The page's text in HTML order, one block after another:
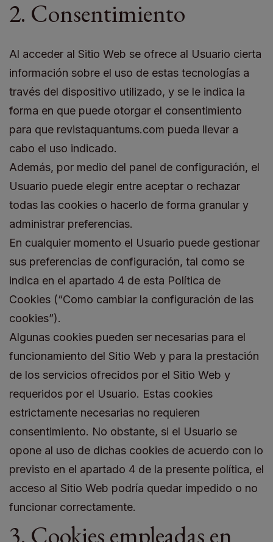
2. Consentimiento
Al acceder al Sitio Web se ofrece al Usuario cierta
información sobre el uso de estas tecnologías a
través del dispositivo utilizado, y se le indica la
forma en que puede otorgar el consentimiento
para que revistaquantums.com pueda llevar a
cabo el uso indicado.
Además, por medio del panel de configuración, el
Usuario puede elegir entre aceptar o rechazar
todas las cookies o hacerlo de forma granular y
administrar preferencias.
En cualquier momento el Usuario puede gestionar
sus preferencias de configuración, tal como se
indica en el apartado 4 de esta Política de
Cookies (“Como cambiar la configuración de las
cookies”).
Algunas cookies pueden ser necesarias para el
funcionamiento del Sitio Web y para la prestación
de los servicios ofrecidos por el Sitio Web y
requeridos por el Usuario. Estas cookies
estrictamente necesarias no requieren
consentimiento. No obstante, si el Usuario se
opone al uso de dichas cookies de acuerdo con lo
previsto en el apartado 4 de la presente política, el
acceso al Sitio Web podría quedar impedido o no
funcionar correctamente.
3. Cookies empleadas en